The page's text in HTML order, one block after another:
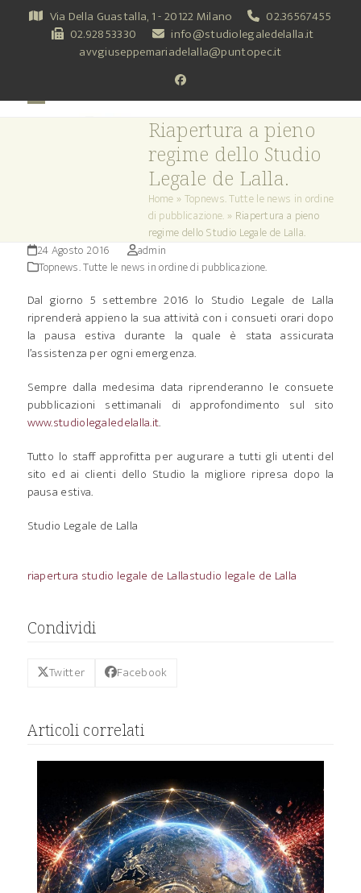
Via Della Guastalla, 1 - 20122 Milano
02.36567455
02.92853330
info@studiolegaledelalla.it
avvgiuseppemariadelalla@puntopec.it
Facebook
Riapertura a pieno
regime dello Studio
Legale de Lalla.
Home »Topnews. Tutte le news in ordine
di pubblicazione. » Riapertura a pieno
regime dello Studio Legale de Lalla.
24 Agosto 2016
admin
Topnews. Tutte le news in ordine di pubblicazione.
Dal giorno 5 settembre 2016 lo Studio Legale de Lalla
riprenderà appieno la sua attività con i consueti orari dopo
la pausa estiva durante la quale è stata assicurata
l’assistenza per ogni emergenza.
Sempre dalla medesima data riprenderanno le consuete
pubblicazioni settimanali di approfondimento sul sito
www.studiolegaledelalla.it.
Tutto lo staff approfitta per augurare a tutti gli utenti del
sito ed ai clienti dello Studio la migliore ripresa dopo la
pausa estiva.
Studio Legale de Lalla
riapertura studio legale de Lallastudio legale de Lalla
Condividi
Twitter Facebook
Articoli correlati